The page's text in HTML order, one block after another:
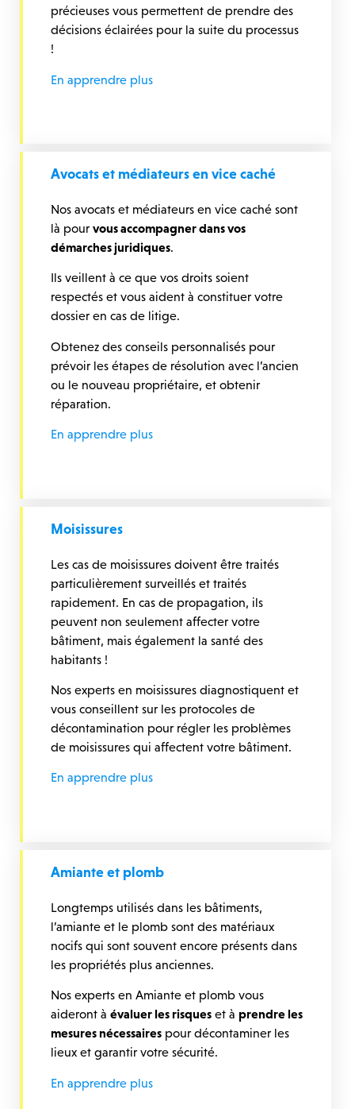
précieuses vous permettent de prendre des
décisions éclairées pour la suite du processus
!
En apprendre plus
Avocats et médiateurs en vice caché
Nos avocats et médiateurs en vice caché sont
là pour vous accompagner dans vos
démarches juridiques.
Ils veillent à ce que vos droits soient
respectés et vous aident à constituer votre
dossier en cas de litige.
Obtenez des conseils personnalisés pour
prévoir les étapes de résolution avec l’ancien
ou le nouveau propriétaire, et obtenir
réparation.
En apprendre plus
Moisissures
Les cas de moisissures doivent être traités
particulièrement surveillés et traités
rapidement. En cas de propagation, ils
peuvent non seulement affecter votre
bâtiment, mais également la santé des
habitants !
Nos experts en moisissures diagnostiquent et
vous conseillent sur les protocoles de
décontamination pour régler les problèmes
de moisissures qui affectent votre bâtiment.
En apprendre plus
Amiante et plomb
Longtemps utilisés dans les bâtiments,
l’amiante et le plomb sont des matériaux
nocifs qui sont souvent encore présents dans
les propriétés plus anciennes.
Nos experts en Amiante et plomb vous
aideront à évaluer les risques et à prendre les
mesures nécessaires pour décontaminer les
lieux et garantir votre sécurité.
En apprendre plus